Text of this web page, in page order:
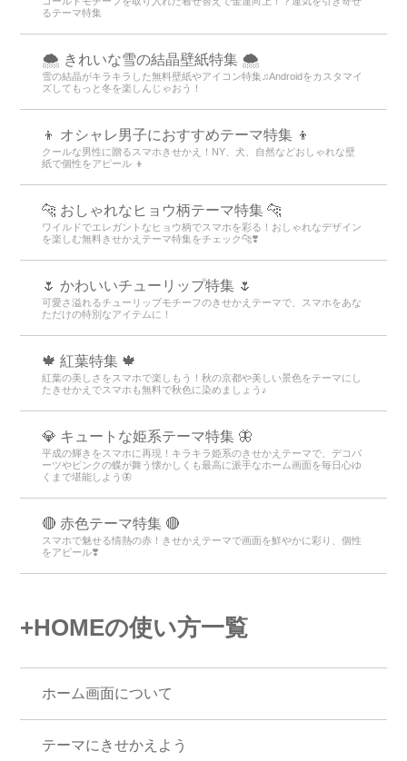
るテーマ特集
🌨 きれいな雪の結晶壁紙特集 🌨
雪の結晶がキラキラした無料壁紙やアイコン特集♫Androidをカスタマイ
ズしてもっと冬を楽しんじゃおう！
👦 オシャレ男子におすすめテーマ特集 👦
クールな男性に贈るスマホきせかえ！NY、犬、自然などおしゃれな壁
紙で個性をアピール 👦
🐆 おしゃれなヒョウ柄テーマ特集 🐆
ワイルドでエレガントなヒョウ柄でスマホを彩る！おしゃれなデザイン
を楽しむ無料きせかえテーマ特集をチェック🐆❣️
🌷 かわいいチューリップ特集 🌷
可愛さ溢れるチューリップモチーフのきせかえテーマで、スマホをあな
ただけの特別なアイテムに！
🍁 紅葉特集 🍁
紅葉の美しさをスマホで楽しもう！秋の京都や美しい景色をテーマにし
たきせかえでスマホも無料で秋色に染めましょう♪
💎 キュートな姫系テーマ特集 🦋
平成の輝きをスマホに再現！キラキラ姫系のきせかえテーマで、デコパ
ーツやピンクの蝶が舞う懐かしくも最高に派手なホーム画面を毎日心ゆ
くまで堪能しよう🦋
🔴 赤色テーマ特集 🔴
スマホで魅せる情熱の赤！きせかえテーマで画面を鮮やかに彩り、個性
をアピール❣️
+HOMEの使い方一覧
ホーム画面について
テーマにきせかえよう